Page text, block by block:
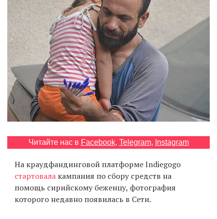
Читайте нас в Facebook, Telegram, Instagram
На краудфандинговой платформе Indiegogo
стартовала кампания по сбору средств на
помощь сирийскому беженцу, фотография
которого недавно появилась в Сети.